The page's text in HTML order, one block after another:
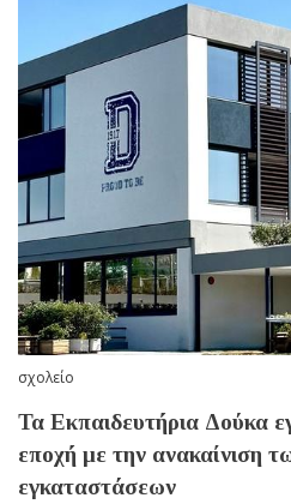
σχολείο
Τα Εκπαιδευτήρια Δούκα
εποχή με την ανακαίνιση
εγκαταστάσεων